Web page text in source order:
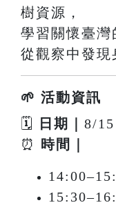
樹資源，
學習關懷臺灣
從觀察中發現
🌱 活動資訊
🗓
日期｜ 8/15
⏰
時間｜